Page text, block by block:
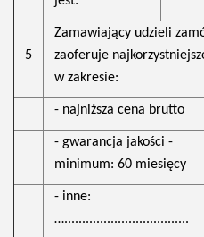
5
Zamawiający udzieli
zaoferuje
w zakresie:
- najniższa cena brutto
- gwarancja jakości -
minimum: 60 miesięcy
- inne:
…...................................